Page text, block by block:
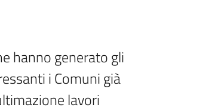
hanno generato gli
i Comuni già
lavori